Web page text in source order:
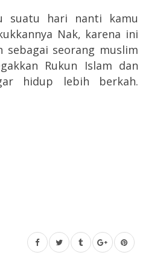
suatu hari nanti kamu
Nak, karena ini
sebagai seorang muslim
Rukun Islam dan
hidup lebih berkah.